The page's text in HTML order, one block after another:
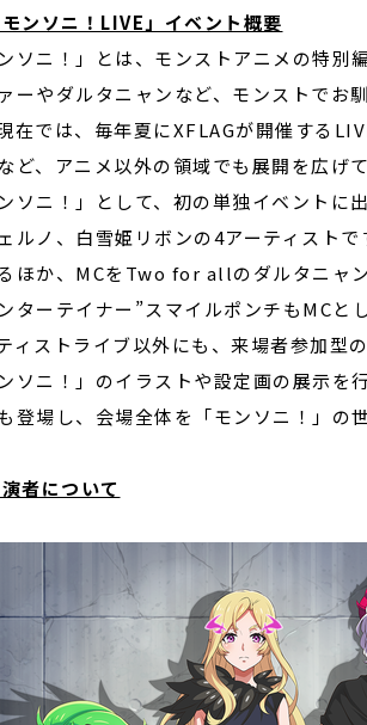
ンソニ！LIVE」イベント概要
ソニ！」とは、モンストアニメの特別
ーやダルタニャンなど、モンストでお
在では、毎年夏にXFLAGが開催する
ど、アニメ以外の領域でも展開を広げて
ソニ！」として、初の単独イベント
ルノ、白雪姫リボンの4アーティスト
ほか、MCをTwo for allのダルタニャ
ターテイナー”スマイルポンチもMCと
ィストライブ以外にも、来場者参加型
ソニ！」のイラストや設定画の展示を
登場し、会場全体を「モンソニ！」の
者について